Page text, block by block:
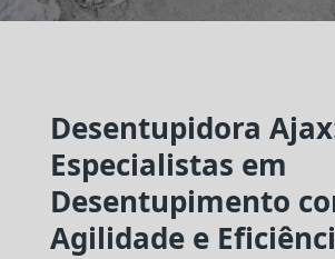
Desentupidora
Especialistas em
Desentupimento
Agilidade e